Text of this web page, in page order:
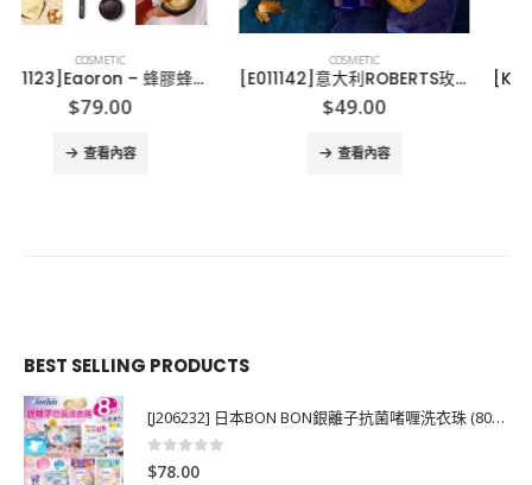
COSMETIC
[E011142]意大利ROBERTS玫瑰爽膚水300ML
$49.00
查看內容
COSMETIC
$139.00
查看內容
BEST SELLING PRODUCTS
[J206232] 日本BON BON銀離子抗菌啫喱洗衣珠 (80粒)
0out of 5
$78.00